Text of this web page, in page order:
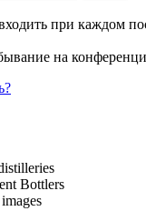
при каждом
на
Bottlers